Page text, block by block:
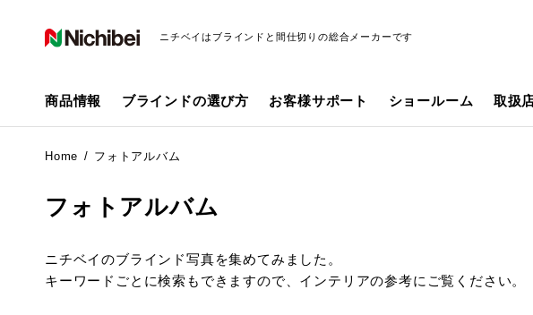
ニチベイはブラインドと間仕切りの総合メーカーです
商品情報 ブラインドの選び方 お客様サポート ショールーム 取扱
Home フォトアルバム
フォトアルバム
ニチベイのブラインド写真を集めてみました。
キーワードごとに検索もできますので、インテリアの参考にご覧ください。